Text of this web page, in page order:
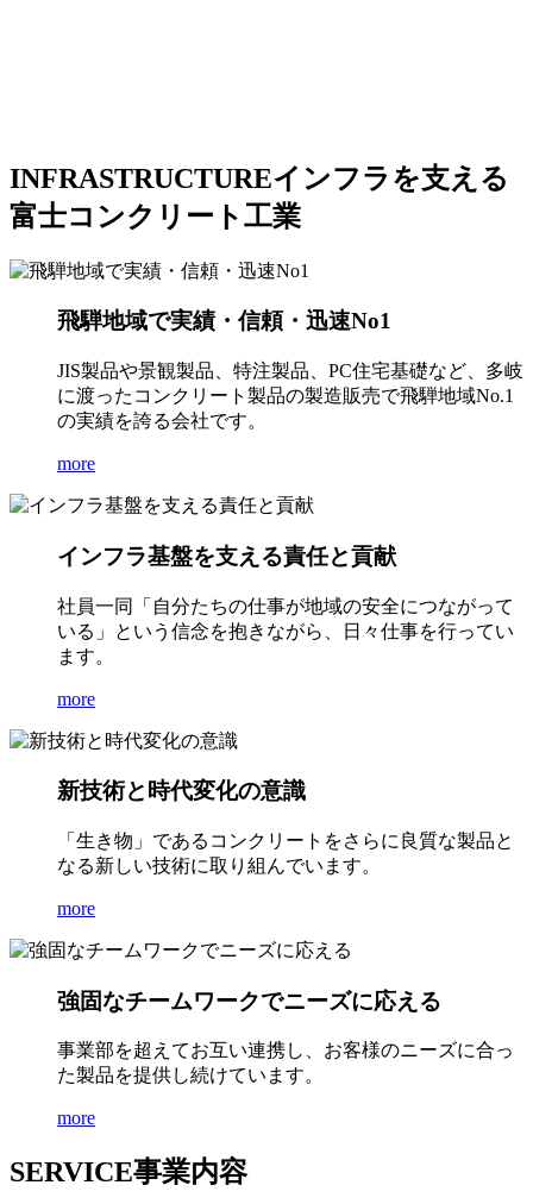
INFRASTRUCTUREインフラを支える
富士コンクリート工業
飛騨地域で実績・信頼・迅速No1
JIS製品や景観製品、特注製品、PC住宅基礎など、多岐
に渡ったコンクリート製品の製造販売で飛騨地域No.1
の実績を誇る会社です。
more
インフラ基盤を支える責任と貢献
社員一同「自分たちの仕事が地域の安全につながって
いる」という信念を抱きながら、日々仕事を行ってい
ます。
more
新技術と時代変化の意識
「生き物」であるコンクリートをさらに良質な製品と
なる新しい技術に取り組んでいます。
more
強固なチームワークでニーズに応える
事業部を超えてお互い連携し、お客様のニーズに合っ
た製品を提供し続けています。
more
SERVICE事業内容